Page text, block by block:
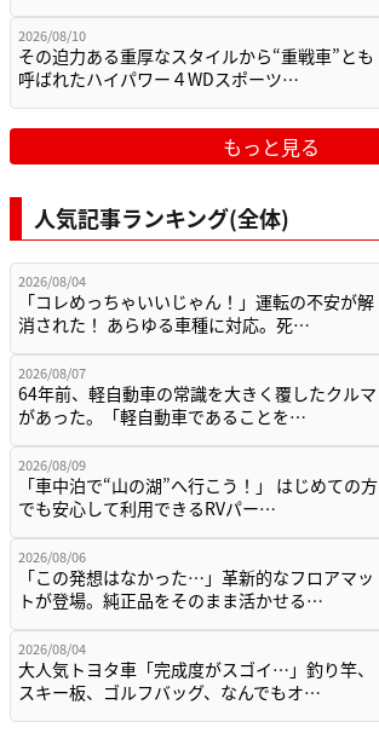
2026/08/10
その迫力ある重厚なスタイルから“重戦車”とも
呼ばれたハイパワー４WDスポーツ…
もっと見る
人気記事ランキング(全体)
2026/08/04
「コレめっちゃいいじゃん！」運転の不安が解
消された！ あらゆる車種に対応。死…
2026/08/07
64年前、軽自動車の常識を大きく覆したクルマ
があった。「軽自動車であることを…
2026/08/09
「車中泊で“山の湖”へ行こう！」 はじめての方
でも安心して利用できるRVパー…
2026/08/06
「この発想はなかった…」革新的なフロアマッ
トが登場。純正品をそのまま活かせる…
2026/08/04
大人気トヨタ車「完成度がスゴイ…」釣り竿、
スキー板、ゴルフバッグ、なんでもオ…